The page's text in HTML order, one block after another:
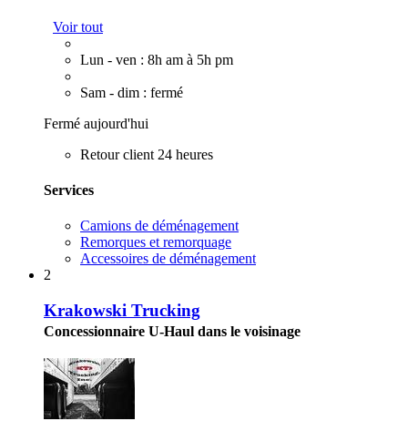
Voir tout
Lun - ven : 8h am à 5h pm
Sam - dim : fermé
Fermé aujourd'hui
Retour client 24 heures
Services
Camions de déménagement
Remorques et remorquage
Accessoires de déménagement
2
Krakowski Trucking
Concessionnaire U-Haul dans le voisinage